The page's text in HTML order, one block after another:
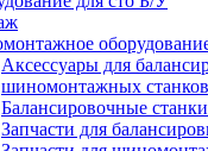
Аксессуары для
шиномонтажных
Балансировочные
Запчасти для